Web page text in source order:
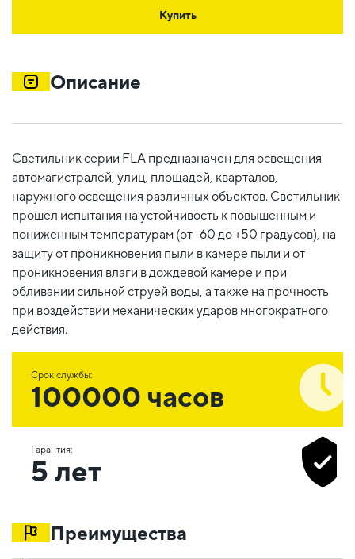
Купить
Описание
Светильник серии FLA предназначен для освещения
автомагистралей, улиц, площадей, кварталов,
наружного освещения различных объектов. Светильник
прошел испытания на устойчивость к повышенным и
пониженным температурам (от -60 до +50 градусов), на
защиту от проникновения пыли в камере пыли и от
проникновения влаги в дождевой камере и при
обливании сильной струей воды, а также на прочность
при воздействии механических ударов многократного
действия.
Срок службы:
100000 часов
Гарантия:
5 лет
Преимущества